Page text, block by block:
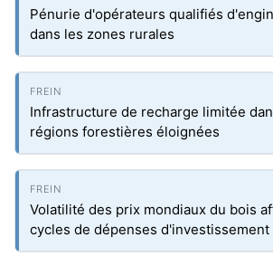
Pénurie d'opérateurs qualifiés
dans les zones rurales
Infrastructure de recharge limitée
régions forestières éloignées
Volatilité des prix mondiaux du bois
cycles de dépenses d'investissement